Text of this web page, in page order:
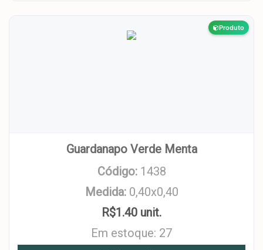
Produto
Guardanapo Verde Menta
Código: 1438
Medida: 0,40x0,40
R$1.40 unit.
Em estoque: 27